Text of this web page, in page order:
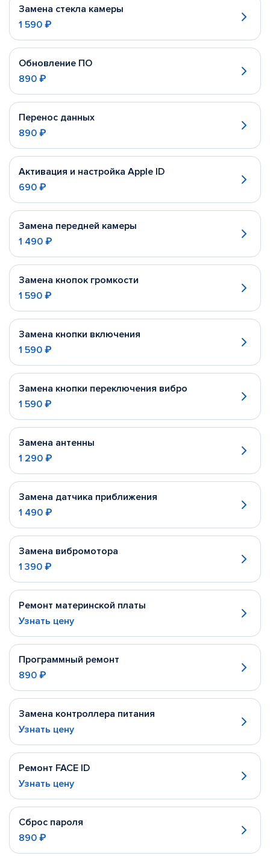
Замена стекла камеры
1 590 ₽
Обновление ПО
890 ₽
Перенос данных
890 ₽
Активация и настройка Apple ID
690 ₽
Замена передней камеры
1 490 ₽
Замена кнопок громкости
1 590 ₽
Замена кнопки включения
1 590 ₽
Замена кнопки переключения вибро
1 590 ₽
Замена антенны
1 290 ₽
Замена датчика приближения
1 490 ₽
Замена вибромотора
1 390 ₽
Ремонт материнской платы
Узнать цену
Программный ремонт
890 ₽
Замена контроллера питания
Узнать цену
Ремонт FACE ID
Узнать цену
Сброс пароля
890 ₽